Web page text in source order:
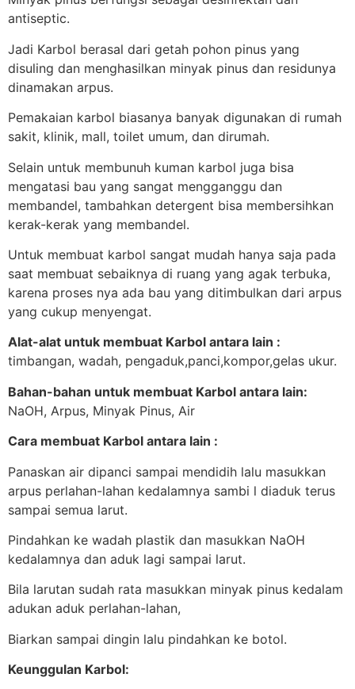
antiseptic.
Jadi Karbol berasal dari getah pohon pinus yang
disuling dan menghasilkan minyak pinus dan residunya
dinamakan arpus.
Pemakaian karbol biasanya banyak digunakan di rumah
sakit, klinik, mall, toilet umum, dan dirumah.
Selain untuk membunuh kuman karbol juga bisa
mengatasi bau yang sangat mengganggu dan
membandel, tambahkan detergent bisa membersihkan
kerak-kerak yang membandel.
Untuk membuat karbol sangat mudah hanya saja pada
saat membuat sebaiknya di ruang yang agak terbuka,
karena proses nya ada bau yang ditimbulkan dari arpus
yang cukup menyengat.
Alat-alat untuk membuat Karbol antara lain :
timbangan, wadah, pengaduk,panci,kompor,gelas ukur.
Bahan-bahan untuk membuat Karbol antara lain:
NaOH, Arpus, Minyak Pinus, Air
Cara membuat Karbol antara lain :
Panaskan air dipanci sampai mendidih lalu masukkan
arpus perlahan-lahan kedalamnya sambi l diaduk terus
sampai semua larut.
Pindahkan ke wadah plastik dan masukkan NaOH
kedalamnya dan aduk lagi sampai larut.
Bila larutan sudah rata masukkan minyak pinus kedalam
adukan aduk perlahan-lahan,
Biarkan sampai dingin lalu pindahkan ke botol.
Keunggulan Karbol: